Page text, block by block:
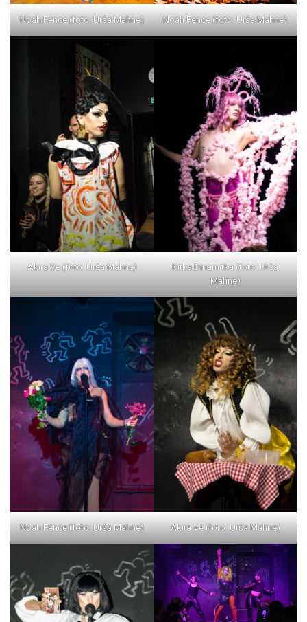
Noah Fence (foto: Urša Mahne) Noah Fence (foto: Urša Mahne)
Akira Ve (foto: Urša Mahne)
Kitka Dinamitka (foto: Urša
Mahne)
Noah Fence (foto: Urša Mahne) Akira Ve (foto: Urša Mahne)